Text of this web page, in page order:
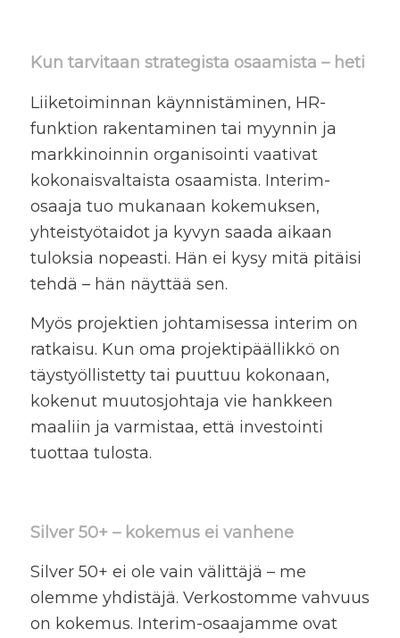
Kun tarvitaan strategista osaamista – heti
Liiketoiminnan käynnistäminen, HR-
funktion rakentaminen tai myynnin ja
markkinoinnin organisointi vaativat
kokonaisvaltaista osaamista. Interim-
osaaja tuo mukanaan kokemuksen,
yhteistyötaidot ja kyvyn saada aikaan
tuloksia nopeasti. Hän ei kysy mitä pitäisi
tehdä – hän näyttää sen.
Myös projektien johtamisessa interim on
ratkaisu. Kun oma projektipäällikkö on
täystyöllistetty tai puuttuu kokonaan,
kokenut muutosjohtaja vie hankkeen
maaliin ja varmistaa, että investointi
tuottaa tulosta.
Silver 50+ – kokemus ei vanhene
Silver 50+ ei ole vain välittäjä – me
olemme yhdistäjä. Verkostomme vahvuus
on kokemus. Interim-osaajamme ovat